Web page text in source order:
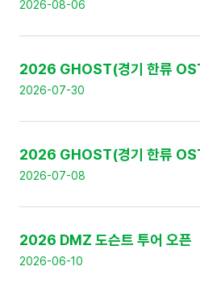
항
번
,
목
날
로
구
2026-08-06
2026-07-30
2026 GHOST(경기 한류
2026-07-08
2026 DMZ 도슨트 투어 오픈
2026-06-10